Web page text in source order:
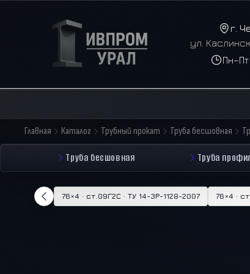
г.
ул.
Главная Каталог Трубный прокат Труба бесшовная
Труба бесшовная Труба
76×4 · ст.09Г2С · ТУ 14-3Р-1128-2007 76×4 ·